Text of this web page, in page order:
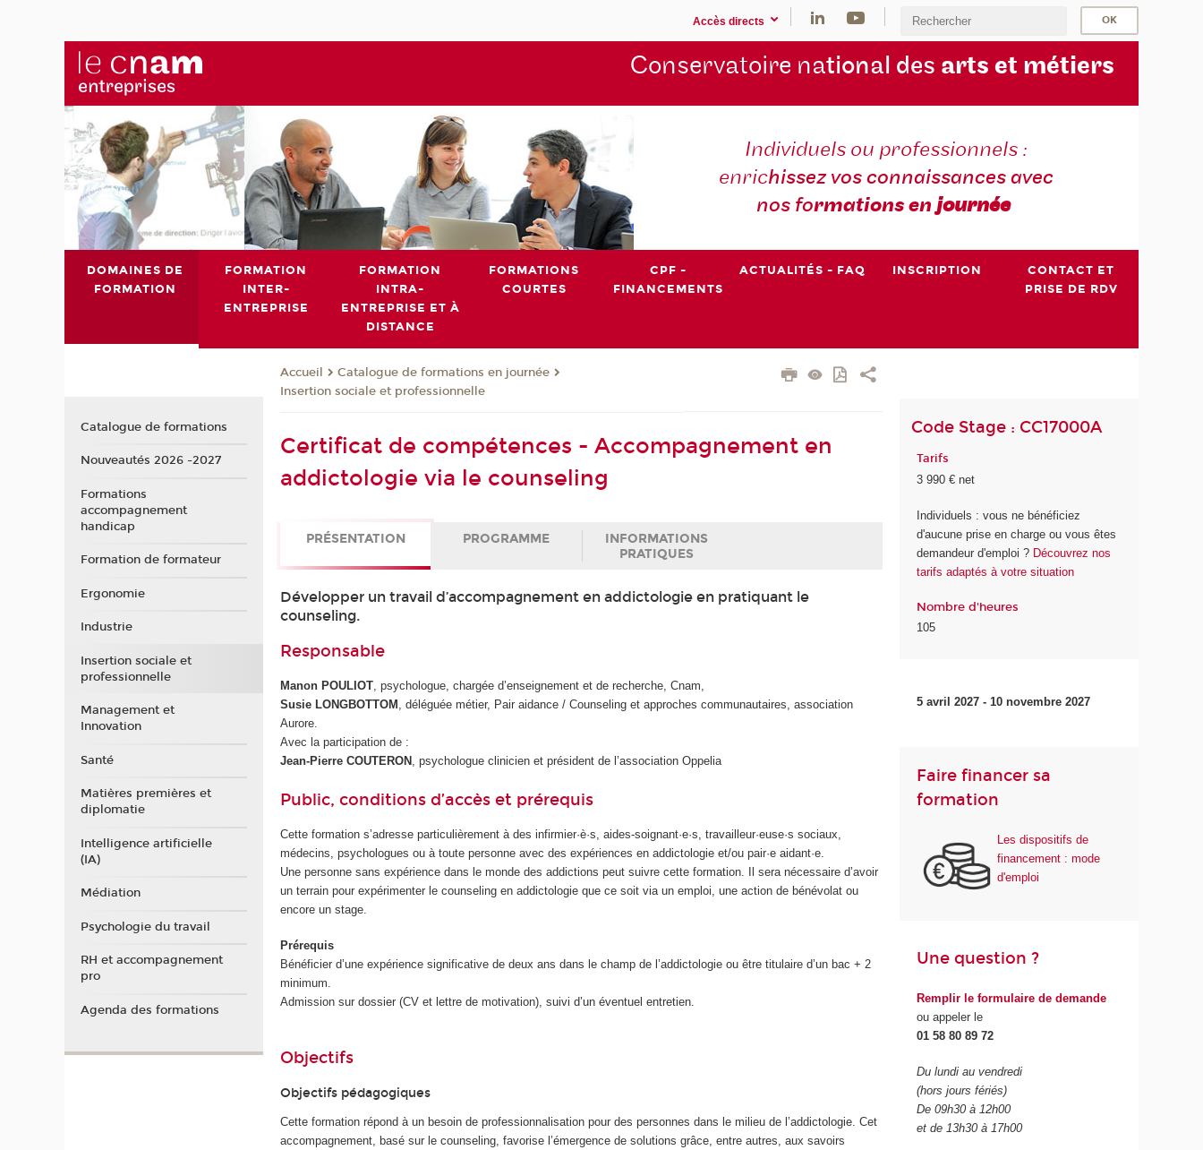
Accès directs
Conservatoire national des arts et métiers
Individuels ou professionnels :
enrichissez vos connaissances avec
nos formations enjournée
DOMAINES DE
FORMATION
FORMATION
INTER-
ENTREPRISE
FORMATION
INTRA-
ENTREPRISE ET À
DISTANCE
FORMATIONS
COURTES
CPF -
FINANCEMENTS
ACTUALITÉS - FAQ INSCRIPTION
CONTACT ET
PRISE DE RDV
Accueil
Catalogue de formations en journée
Insertion sociale et professionnelle
Certificat de compétences - Accompagnement en
addictologie via le counseling
PRÉSENTATION PROGRAMME
INFORMATIONS
PRATIQUES
Développer un travail d’accompagnement en addictologie en pratiquant le
counseling.
Responsable
Manon POULIOT, psychologue, chargée d’enseignement et de recherche, Cnam,
Susie LONGBOTTOM , déléguée métier, Pair aidance / Counseling et approches communautaires, association
Aurore.
Avec la participation de :
Jean-Pierre COUTERON , psychologue clinicien et président de l’association Oppelia
Public, conditions d’accès et prérequis
Cette formation s’adresse particulièrement à des infirmier·è·s, aides-soignant·e·s, travailleur·euse·s sociaux,
médecins, psychologues ou à toute personne avec des expériences en addictologie et/ou pair·e aidant·e.
Une personne sans expérience dans le monde des addictions peut suivre cette formation. Il sera nécessaire d’avoir
un terrain pour expérimenter le counseling en addictologie que ce soit via un emploi, une action de bénévolat ou
encore un stage.
Prérequis
Bénéficier d’une expérience significative de deux ans dans le champ de l’addictologie ou être titulaire d’un bac + 2
minimum.
Admission sur dossier (CV et lettre de motivation), suivi d’un éventuel entretien.
Objectifs
Objectifs pédagogiques
Cette formation répond à un besoin de professionnalisation pour des personnes dans le milieu de l’addictologie. Cet
accompagnement, basé sur le counseling, favorise l’émergence de solutions grâce, entre autres, aux savoirs
Code Stage : CC17000A
Tarifs
3 990 € net
Individuels : vous ne bénéficiez
d'aucune prise en charge ou vous êtes
demandeur d'emploi ? Découvrez nos
tarifs adaptés à votre situation
Nombre d'heures
105
5 avril 2027 - 10 novembre 2027
Faire financer sa
formation
Les dispositifs de
financement : mode
d'emploi
Une question ?
Remplir le formulaire de demande
ou appeler le
01 58 80 89 72
Du lundi au vendredi
(hors jours fériés)
De 09h30 à 12h00
et de 13h30 à 17h00
Catalogue de formations
Nouveautés 2026 -2027
Formations
accompagnement
handicap
Formation de formateur
Ergonomie
Industrie
Insertion sociale et
professionnelle
Management et
Innovation
Santé
Matières premières et
diplomatie
Intelligence artificielle
(IA)
Médiation
Psychologie du travail
RH et accompagnement
pro
Agenda des formations